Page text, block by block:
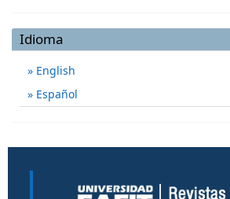
Idioma
English
Español